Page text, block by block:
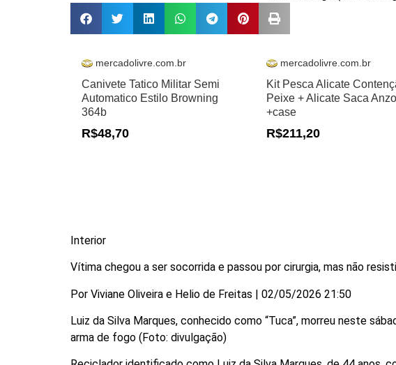
mercadolivre.com.br
Canivete Tatico Militar Semi
Automatico Estilo Browning
364b
R$48,70
mercadolivre.com.br
Kit Pesca Alicate
Peixe + Alicate Saca Anzol
+case
R$211,20
Interior
Vítima chegou a ser socorrida e passou por cirurgia, mas não
Por Viviane Oliveira e Helio de Freitas | 02/05/2026 21:50
Luiz da Silva Marques, conhecido como “Tuca”, morreu neste
arma de fogo (Foto: divulgação)